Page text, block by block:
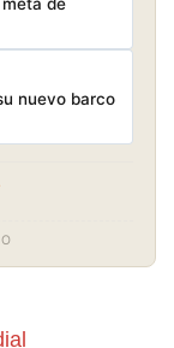
de
nuevo barco